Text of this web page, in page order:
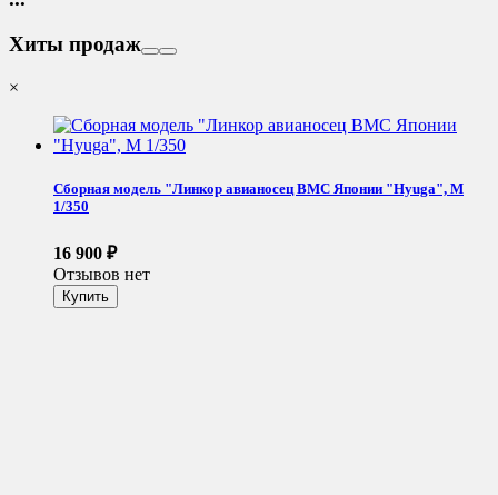
Хиты продаж
×
Сборная модель "Линкор авианосец ВМС Японии "Hyuga", М
1/350
16 900 ₽
Отзывов нет